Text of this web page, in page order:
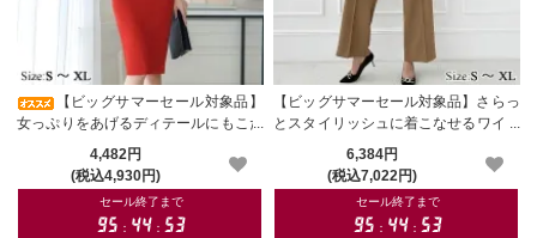
【ビッグサマーセール対象品】
女っぷりをあげるディテールにもこだ
わったタイトドレス(キャバドレス・C
ABARETDRESS)
4,482円
(税込4,930円)
【ビッグサマーセール対象品】さらっ
とスタイリッシュに着こなせるワイド
パンツのセットアップドレス(キャバ
ドレス・CABARETDRESS)
6,384円
(税込7,022円)